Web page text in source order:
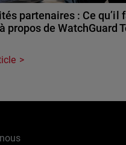
partenaires : Ce qu’il
propos de WatchGuard